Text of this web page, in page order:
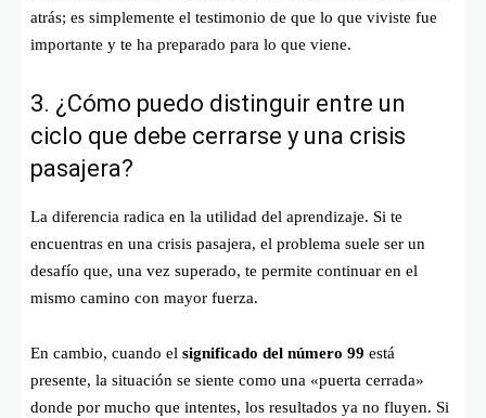
atrás; es simplemente el testimonio de que lo que viviste fue
importante y te ha preparado para lo que viene.
3. ¿Cómo puedo distinguir entre un
ciclo que debe cerrarse y una crisis
pasajera?
La diferencia radica en la utilidad del aprendizaje. Si te
encuentras en una crisis pasajera, el problema suele ser un
desafío que, una vez superado, te permite continuar en el
mismo camino con mayor fuerza.
En cambio, cuando el significado del número 99 está
presente, la situación se siente como una «puerta cerrada»
donde por mucho que intentes, los resultados ya no fluyen. Si